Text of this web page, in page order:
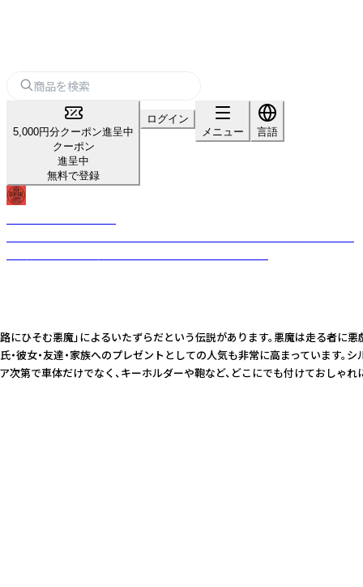
5,000円分クーポン進呈中
クーポン
進呈中
無料で登録
ログイン
メニュー
言語
悪魔」によるいたずらだという伝説があります。悪魔は走る者
・友達・家族へのプレゼントとしての人気も非常に高まっていま
第で車体だけでなく、キーホルダーや鞄など、どこにでも付けておしゃれ